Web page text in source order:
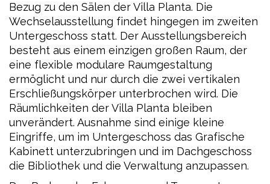
Bezug zu den Sälen der Villa Planta. Die
Wechselausstellung findet hingegen im zweiten
Untergeschoss statt. Der Ausstellungsbereich
besteht aus einem einzigen großen Raum, der
eine flexible modulare Raumgestaltung
ermöglicht und nur durch die zwei vertikalen
Erschließungskörper unterbrochen wird. Die
Räumlichkeiten der Villa Planta bleiben
unverändert. Ausnahme sind einige kleine
Eingriffe, um im Untergeschoss das Grafische
Kabinett unterzubringen und im Dachgeschoss
die Bibliothek und die Verwaltung anzupassen.